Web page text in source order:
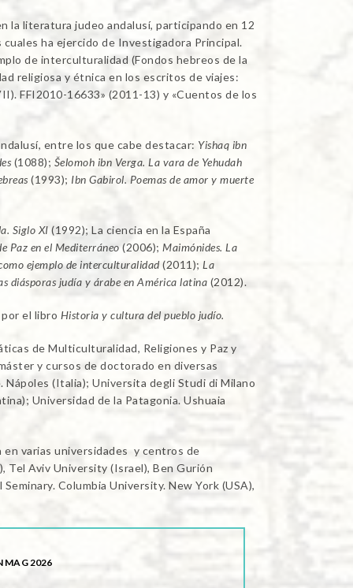
la literatura judeo andalusí, participando en 12
ha ejercido de Investigadora Principal.
de interculturalidad (Fondos hebreos de la
religiosa y étnica en los escritos de viajes:
FFI2010-16633» (2011-13) y «Cuentos de los
entre los que cabe destacar: Yishaq ibn
(1088); Šelomoh ibn Verga. La vara de Yehudah
(1993); Ibn Gabirol. Poemas de amor y muerte
Siglo XI (1992); La ciencia en la España
Paz en el Mediterráneo (2006); Maimónides. La
ejemplo de interculturalidad(2011); La
diásporas judía y árabe en América latina (2012).
el libro Historia y cultura del pueblo judío.
de Multiculturalidad, Religiones y Paz y
y cursos de doctorado en diversas
Nápoles (Italia); Universita degli Studi di Milano
Universidad de la Patagonia. Ushuaia
en varias universidades y centros de
Tel Aviv University (Israel), Ben Gurión
Columbia University. New York (USA),
MAG 2026